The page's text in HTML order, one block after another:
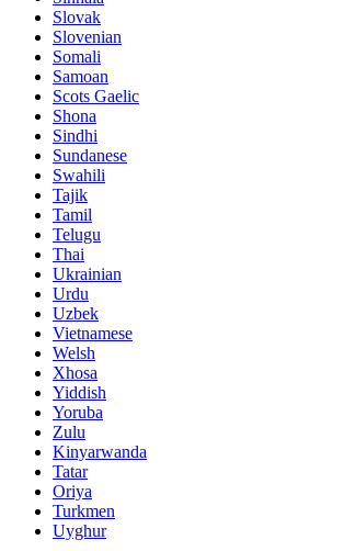
Slovak
Slovenian
Somali
Samoan
Scots Gaelic
Shona
Sindhi
Sundanese
Swahili
Tajik
Tamil
Telugu
Thai
Ukrainian
Urdu
Uzbek
Vietnamese
Welsh
Xhosa
Yiddish
Yoruba
Zulu
Kinyarwanda
Tatar
Oriya
Turkmen
Uyghur